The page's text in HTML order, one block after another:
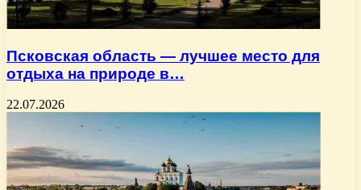
Псковская область — лучшее место для
отдыха на природе в…
22.07.2026